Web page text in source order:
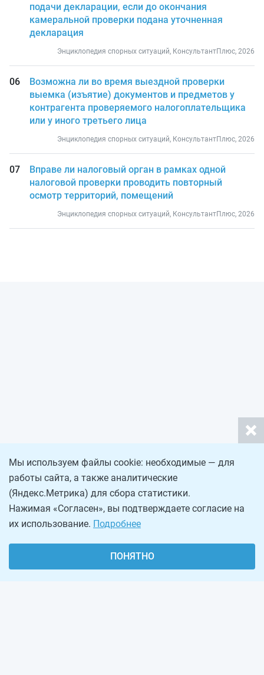
подачи декларации, если до окончания
камеральной проверки подана уточненная
декларация
Энциклопедия спорных ситуаций, КонсультантПлюс, 2026
Возможна ли во время выездной проверки
выемка (изъятие) документов и предметов у
контрагента проверяемого налогоплательщика
или у иного третьего лица
Энциклопедия спорных ситуаций, КонсультантПлюс, 2026
Вправе ли налоговый орган в рамках одной
налоговой проверки проводить повторный
осмотр территорий, помещений
Энциклопедия спорных ситуаций, КонсультантПлюс, 2026
Мы используем файлы cookie: необходимые — для
работы сайта, а также аналитические
(Яндекс.Метрика) для сбора статистики.
Нажимая «Согласен», вы подтверждаете согласие на
их использование. Подробнее
ПОНЯТНО